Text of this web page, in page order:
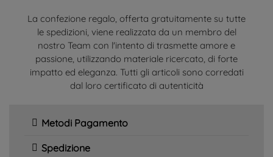
La confezione regalo, offerta gratuitamente su tutte
le spedizioni, viene realizzata da un membro del
nostro Team con l'intento di trasmette amore e
passione, utilizzando materiale ricercato, di forte
impatto ed eleganza. Tutti gli articoli sono corredati
dal loro certificato di autenticità
Metodi Pagamento
Spedizione